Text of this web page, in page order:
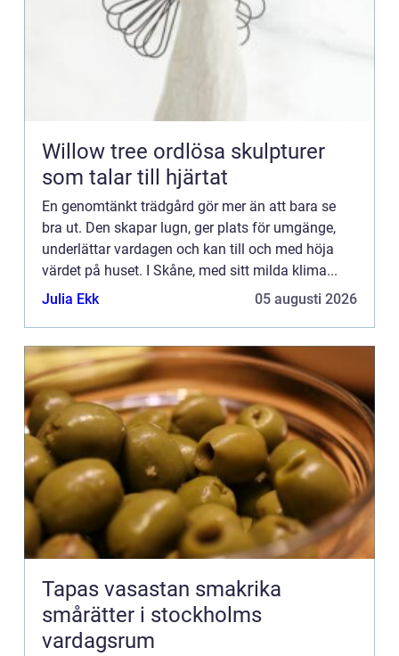
Willow tree ordlösa skulpturer
som talar till hjärtat
En genomtänkt trädgård gör mer än att bara se
bra ut. Den skapar lugn, ger plats för umgänge,
underlättar vardagen och kan till och med höja
värdet på huset. I Skåne, med sitt milda klima...
Julia Ekk
05 augusti 2026
Tapas vasastan smakrika
smårätter i stockholms
vardagsrum